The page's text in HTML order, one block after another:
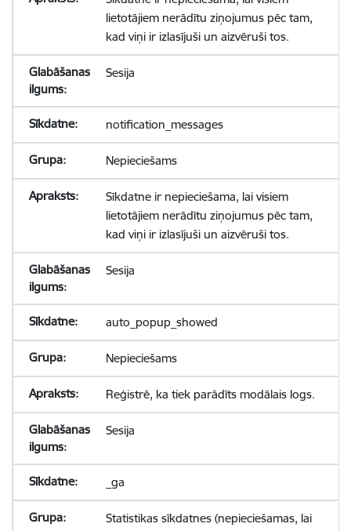
lietotājiem nerādītu ziņojumus pēc tam,
kad viņi ir izlasījuši un aizvēruši tos.
Sesija
notification_messages
Nepieciešams
Sīkdatne ir nepieciešama, lai visiem
lietotājiem nerādītu ziņojumus pēc tam,
kad viņi ir izlasījuši un aizvēruši tos.
Sesija
auto_popup_showed
Nepieciešams
Reģistrē, ka tiek parādīts modālais logs.
Sesija
_ga
Statistikas sīkdatnes (nepieciešamas, lai